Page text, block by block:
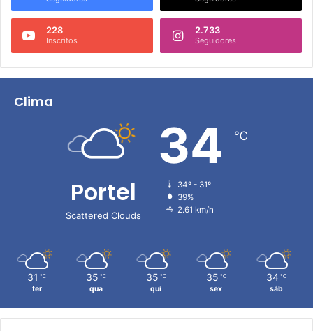
228
Inscritos
2.733
Seguidores
Clima
Portel
Scattered Clouds
34 ℃
34º - 31º
39%
2.61 km/h
31 ℃
ter
35 ℃
qua
35 ℃
qui
35 ℃
sex
34 ℃
sáb